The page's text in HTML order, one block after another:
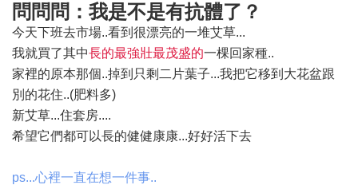
問問問：我是不是有抗體了？
今天下班去市場..看到很漂亮的一堆艾草...
我就買了其中長的最強壯最茂盛的一棵回家種..
家裡的原本那個..掉到只剩二片葉子...我把它移到大花盆跟
別的花住..(肥料多)
新艾草...住套房....
希望它們都可以長的健健康康...好好活下去
ps...心裡一直在想一件事..